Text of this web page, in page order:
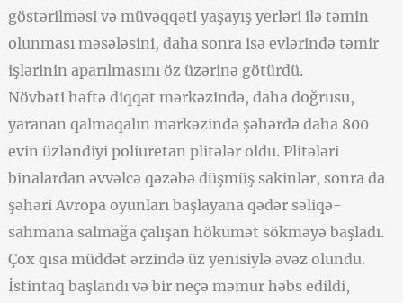
göstərilməsi və müvəqqəti yaşayış yerləri ilə təmin
olunması məsələsini, daha sonra isə evlərində təmir
işlərinin aparılmasını öz üzərinə götürdü.
Növbəti həftə diqqət mərkəzində, daha doğrusu,
yaranan qalmaqalın mərkəzində şəhərdə daha 800
evin üzləndiyi poliuretan plitələr oldu. Plitələri
binalardan əvvəlcə qəzəbə düşmüş sakinlər, sonra da
şəhəri Avropa oyunları başlayana qədər səliqə-
sahmana salmağa çalışan hökumət sökməyə başladı.
Çox qısa müddət ərzində üz yenisiylə əvəz olundu.
İstintaq başlandı və bir neçə məmur həbs edildi,